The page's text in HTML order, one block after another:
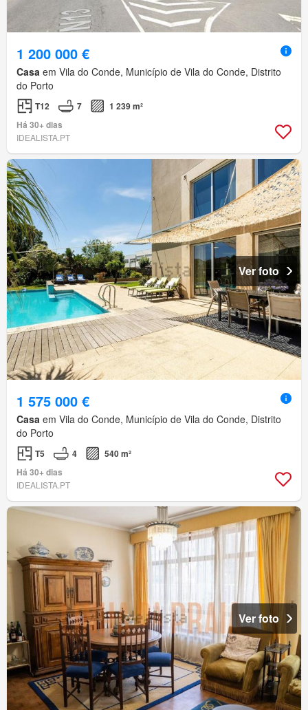
1 200 000 €
Casa em Vila do Conde, Município de Vila do Conde, Distrito
do Porto
T12 7
1 239 m²
Há 30+ dias
IDEALISTA.PT
Ver foto
1 575 000 €
Casa em Vila do Conde, Município de Vila do Conde, Distrito
do Porto
T5 4
540 m²
Há 30+ dias
IDEALISTA.PT
Ver foto